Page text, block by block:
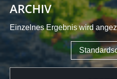
ARCHIV
Einzelnes Ergebnis wird